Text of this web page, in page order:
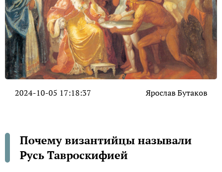
2024-10-05 17:18:37 Ярослав Бутаков
Почему византийцы называли
Русь Тавроскифией